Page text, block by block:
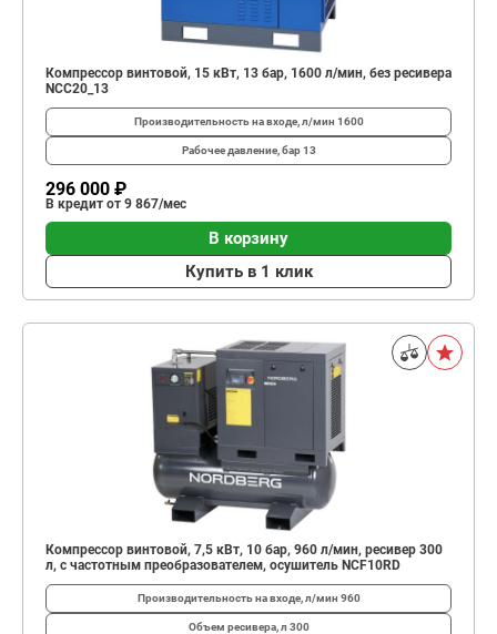
Компрессор винтовой, 15 кВт, 13 бар, 1600 л/мин, без ресивера
NCC20_13
Производительность на входе, л/мин 1600
Рабочее давление, бар13
296 000 ₽
В кредит от 9 867/мес
В корзину
Купить в 1 клик
Компрессор винтовой, 7,5 кВт, 10 бар, 960 л/мин, ресивер 300
л, с частотным преобразователем, осушитель NCF10RD
Производительность на входе, л/мин 960
Объем ресивера, л 300